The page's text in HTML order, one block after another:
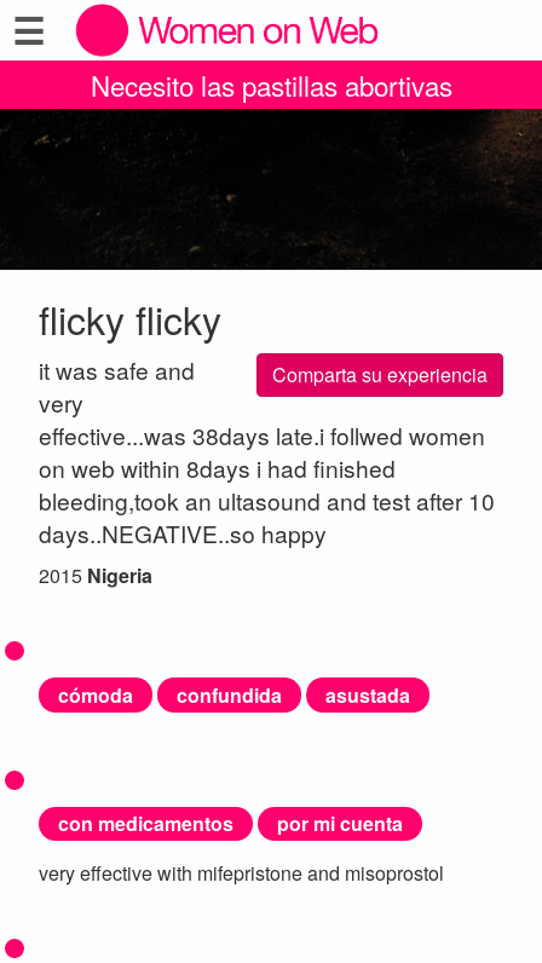
☰
Necesito las pastillas abortivas
flicky flicky
Comparta su experiencia
it was safe and
very
effective...was 38days late.i follwed women
on web within 8days i had finished
bleeding,took an ultasound and test after 10
days..NEGATIVE..so happy
2015 Nigeria
cómoda confundida asustada
con medicamentos
por mi cuenta
very effective with mifepristone and misoprostol